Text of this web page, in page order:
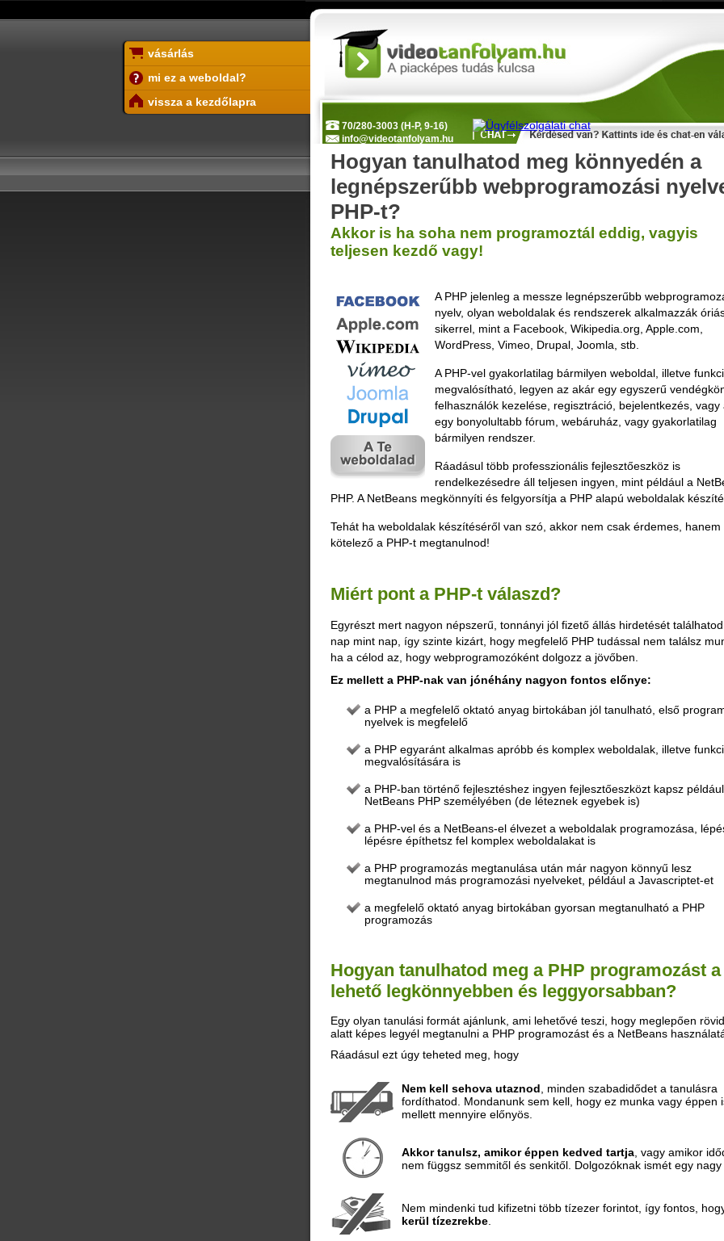
70/280-3003 (H-P, 9-16)
info@videotanfolyam.hu
vásárlás
mi ez a weboldal?
vissza a kezdőlapra
Hogyan tanulhatod meg könnyedén a
legnépszerűbb webprogramozási
PHP-t?
Akkor is ha soha nem programoztál eddig, vagyis
teljesen kezdő vagy!
A PHP jelenleg a messze legnépszerűbb
nyelv, olyan weboldalak és rendszerek alkalmazzák
sikerrel, mint a Facebook, Wikipedia.org, Apple.com,
WordPress, Vimeo, Drupal, Joomla, stb.
A PHP-vel gyakorlatilag bármilyen weboldal, illetve
megvalósítható, legyen az akár egy egyszerű
felhasználók kezelése, regisztráció, bejelentkezés, vagy
egy bonyolultabb fórum, webáruház, vagy gyakorlatilag
bármilyen rendszer.
Ráadásul több professzionális fejlesztőeszköz is
rendelkezésedre áll teljesen ingyen, mint például a
PHP. A NetBeans megkönnyíti és felgyorsítja a PHP alapú weboldalak
Tehát ha weboldalak készítéséről van szó, akkor nem csak érdemes, hanem
kötelező a PHP-t megtanulnod!
Miért pont a PHP-t válaszd?
Egyrészt mert nagyon népszerű, tonnányi jól fizető állás hirdetését
nap mint nap, így szinte kizárt, hogy megfelelő PHP tudással nem találsz
ha a célod az, hogy webprogramozóként dolgozz a jövőben.
Ez mellett a PHP-nak van jónéhány nagyon fontos előnye:
a PHP a megfelelő oktató anyag birtokában jól tanulható, első
nyelvek is megfelelő
a PHP egyaránt alkalmas apróbb és komplex weboldalak, illetve
megvalósítására is
a PHP-ban történő fejlesztéshez ingyen fejlesztőeszközt kapsz
NetBeans PHP személyében (de léteznek egyebek is)
a PHP-vel és a NetBeans-el élvezet a weboldalak programozása,
lépésre építhetsz fel komplex weboldalakat is
a PHP programozás megtanulása után már nagyon könnyű lesz
megtanulnod más programozási nyelveket, például a Javascriptet-et
a megfelelő oktató anyag birtokában gyorsan megtanulható a PHP
programozás
Hogyan tanulhatod meg a PHP programozást a
lehető legkönnyebben és leggyorsabban?
Egy olyan tanulási formát ajánlunk, ami lehetővé teszi, hogy meglepően
alatt képes legyél megtanulni a PHP programozást és a NetBeans
Ráadásul ezt úgy teheted meg, hogy
Nem kell sehova utaznod , minden szabadidődet a tanulásra
fordíthatod. Mondanunk sem kell, hogy ez munka vagy éppen
mellett mennyire előnyös.
Akkor tanulsz, amikor éppen kedved tartja, vagy amikor
nem függsz semmitől és senkitől. Dolgozóknak ismét egy nagy
Nem mindenki tud kifizetni több tízezer forintot, így fontos,
kerül tízezrekbe.